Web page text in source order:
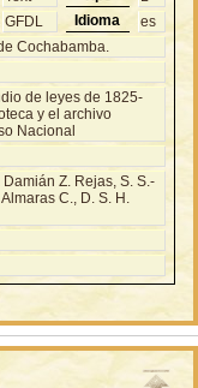
GFDL Idioma
es
Cochabamba.
de leyes de 1825-
y el archivo
Nacional
Z. Rejas, S. S.-
C., D. S. H.